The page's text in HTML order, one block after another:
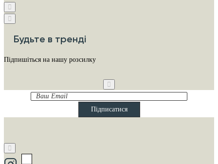
Будьте в тренді
Підпишіться на нашу розсилку
Ваш
Email
Підписатися